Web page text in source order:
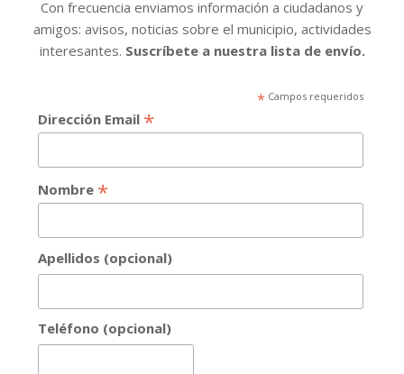
Con frecuencia enviamos información a ciudadanos y
amigos: avisos, noticias sobre el municipio, actividades
interesantes. Suscríbete a nuestra lista de envío.
*Campos requeridos
Dirección Email *
Nombre *
Apellidos (opcional)
Teléfono (opcional)